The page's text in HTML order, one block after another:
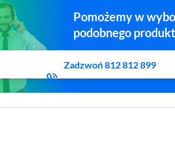
Pomożemy w
podobnego
Zadzwoń 812 812 899